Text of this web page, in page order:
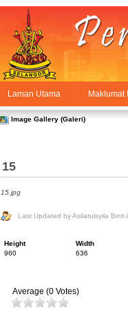
Skip to Content
PPSUKSEL
Galeri
Laman Utama Maklumat
Image Gallery (Galeri)
15
15.jpg
Last Updated by Asilatulsyila
Height
960
Width
636
Average (0 Votes)